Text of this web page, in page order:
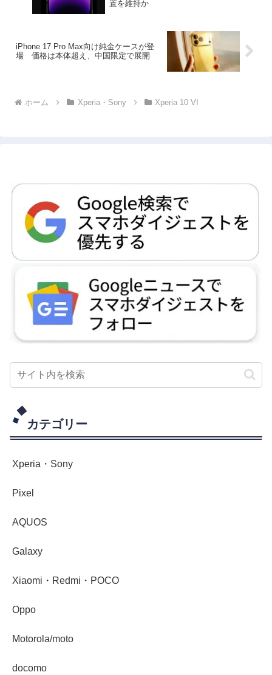
置を維持か
iPhone 17 Pro Max向け純金ケースが登
場 価格は本体超え、中国限定で展開
ホーム Xperia・Sony Xperia 10 VI
カテゴリー
Xperia・Sony
Pixel
AQUOS
Galaxy
Xiaomi・Redmi・POCO
Oppo
Motorola/moto
docomo